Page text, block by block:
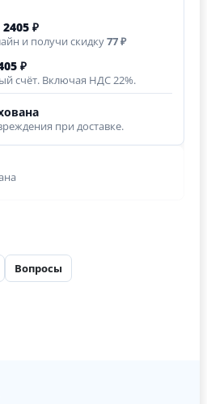
2405 ₽
и получи скидку77 ₽
₽
счёт. Включая НДС 22%.
при доставке.
Вопросы